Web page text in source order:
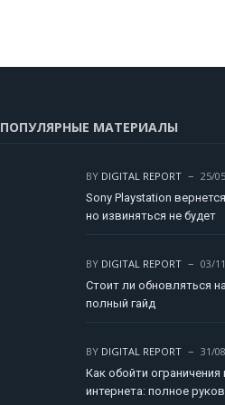
ПОПУЛЯРНЫЕ МАТЕРИАЛЫ
BY DIGITAL REPORT
25/
Sony Playstation
но извиняться не будет
BY DIGITAL REPORT
03/
Стоит ли обновляться
полный гайд
BY DIGITAL REPORT
31/
Как обойти ограничения
интернета: полное